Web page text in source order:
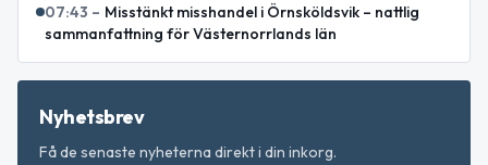
07:43 – Misstänkt misshandel i Örnsköldsvik – nattlig
sammanfattning för Västernorrlands län
Nyhetsbrev
Få de senaste nyheterna direkt i din inkorg.